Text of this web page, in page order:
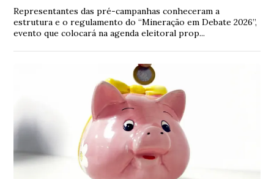
Representantes das pré-campanhas conheceram a
estrutura e o regulamento do “Mineração em Debate 2026”,
evento que colocará na agenda eleitoral prop...